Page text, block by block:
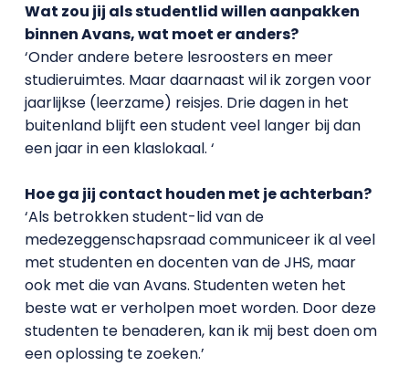
Wat zou jij als studentlid willen aanpakken
binnen Avans, wat moet er anders?
‘Onder andere betere lesroosters en meer
studieruimtes. Maar daarnaast wil ik zorgen voor
jaarlijkse (leerzame) reisjes. Drie dagen in het
buitenland blijft een student veel langer bij dan
een jaar in een klaslokaal. ‘
Hoe ga jij contact houden met je achterban?
‘Als betrokken student-lid van de
medezeggenschapsraad communiceer ik al veel
met studenten en docenten van de JHS, maar
ook met die van Avans. Studenten weten het
beste wat er verholpen moet worden. Door deze
studenten te benaderen, kan ik mij best doen om
een oplossing te zoeken.’